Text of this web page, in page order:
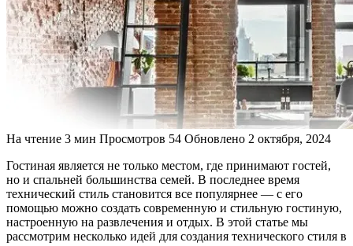
На чтение 3 мин Просмотров 54 Обновлено 2 октября, 2024
Гостиная является не только местом, где принимают гостей,
но и спальней большинства семей. В последнее время
технический стиль становится все популярнее — с его
помощью можно создать современную и стильную гостиную,
настроенную на развлечения и отдых. В этой статье мы
рассмотрим несколько идей для создания технического стиля в